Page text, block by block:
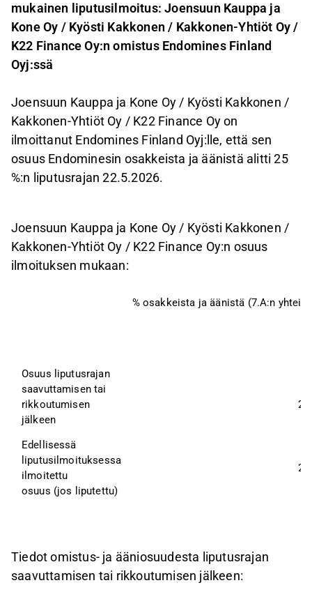
mukainen liputusilmoitus:Joensuun Kauppa ja
Kone Oy / Kyösti Kakkonen / Kakkonen-Yhtiöt Oy /
K22 Finance Oy:n omistus Endomines Finland
Oyj:ssä
Joensuun Kauppa ja Kone Oy / Kyösti Kakkonen /
Kakkonen-Yhtiöt Oy / K22 Finance Oy on
ilmoittanut Endomines Finland Oyj:lle, että sen
osuus Endominesin osakkeista ja äänistä alitti 25
%:n liputusrajan 22.5.2026.
Joensuun Kauppa ja Kone Oy / Kyösti Kakkonen /
Kakkonen-Yhtiöt Oy / K22 Finance Oy:n osuus
ilmoituksen mukaan:
% osakkeista ja äänistä (7.A:n
Osuus liputusrajan
saavuttamisen tai
rikkoutumisen
jälkeen
Edellisessä
liputusilmoituksessa
ilmoitettu
osuus (jos liputettu)
Tiedot omistus- ja ääniosuudesta liputusrajan
saavuttamisen tai rikkoutumisen jälkeen: